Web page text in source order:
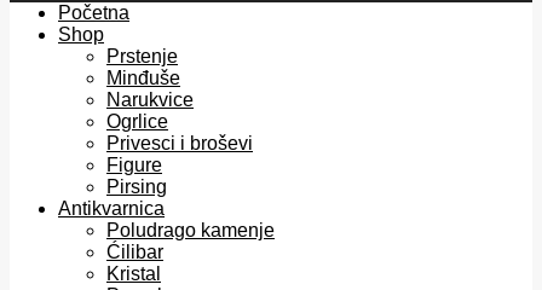
Početna
Shop
Prstenje
Minđuše
Narukvice
Ogrlice
Privesci i broševi
Figure
Pirsing
Antikvarnica
Poludrago kamenje
Ćilibar
Kristal